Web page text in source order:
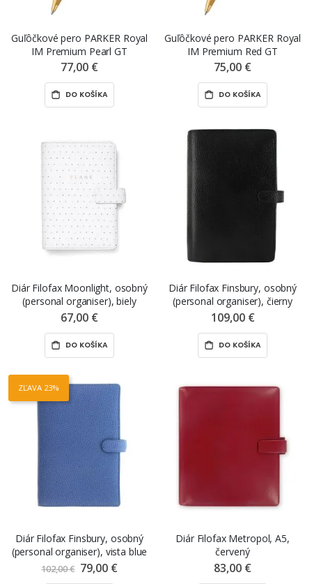
Guľôčkové pero PARKER Royal
IM Premium Pearl GT
77,00 €
DO KOŠÍKA
Guľôčkové pero PARKER Royal
IM Premium Red GT
75,00 €
DO KOŠÍKA
Diár Filofax Moonlight, osobný
(personal organiser), biely
67,00 €
DO KOŠÍKA
Diár Filofax Finsbury, osobný
(personal organiser), čierny
109,00 €
DO KOŠÍKA
ZĽAVA 23%
Diár Filofax Finsbury, osobný
(personal organiser), vista blue
102,00 € Znížená
cena
79,00 €
Diár Filofax Metropol, A5,
červený
83,00 €